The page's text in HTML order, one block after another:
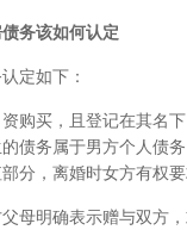
务该如何认定
定如下：
购买，且登记在其名
债务属于男方个人债
分，离婚时女方有权要
母明确表示赠与双方